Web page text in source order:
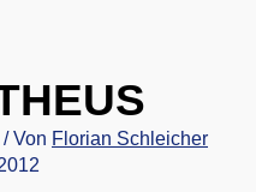
/ Von Florian Schleicher